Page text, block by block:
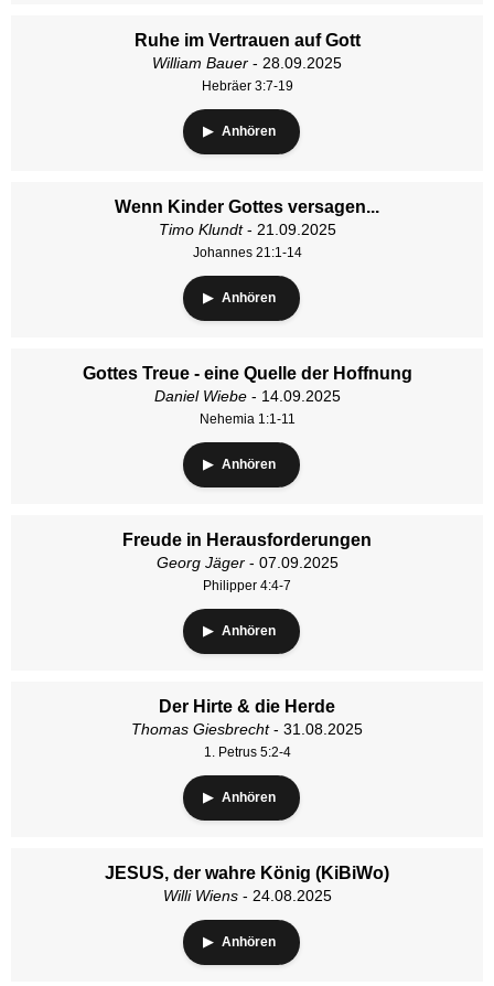
Ruhe im Vertrauen auf Gott
William Bauer - 28.09.2025
Hebräer 3:7-19
Anhören
Wenn Kinder Gottes versagen...
Timo Klundt- 21.09.2025
Johannes 21:1-14
Anhören
Gottes Treue - eine Quelle der Hoffnung
Daniel Wiebe- 14.09.2025
Nehemia 1:1-11
Anhören
Freude in Herausforderungen
Georg Jäger- 07.09.2025
Philipper 4:4-7
Anhören
Der Hirte & die Herde
Thomas Giesbrecht- 31.08.2025
1. Petrus 5:2-4
Anhören
JESUS, der wahre König (KiBiWo)
Willi Wiens- 24.08.2025
Anhören